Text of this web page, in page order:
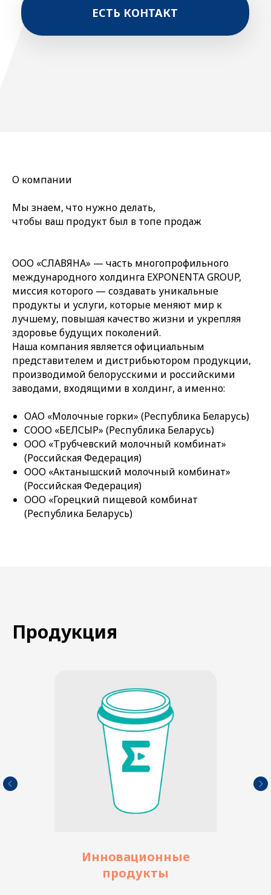
О компании
Мы знаем, что нужно делать,
чтобы ваш продукт был в топе продаж
ООО «СЛАВЯНА» — часть многопрофильного
международного холдинга EXPONENTA GROUP,
миссия которого — создавать уникальные
продукты и услуги, которые меняют мир к
лучшему, повышая качество жизни и укрепляя
здоровье будущих поколений.
Наша компания является официальным
представителем и дистрибьютором продукции,
производимой белорусскими и российскими
заводами, входящими в холдинг, а именно:
ОАО «Молочные горки» (Республика Беларусь)
СООО «БЕЛСЫР» (Республика Беларусь)
ООО «Трубчевский молочный комбинат»
(Российская Федерация)
ООО «Актанышский молочный комбинат»
(Российская Федерация)
ООО «Горецкий пищевой комбинат
(Республика Беларусь)
Продукция
Инновационные
продукты